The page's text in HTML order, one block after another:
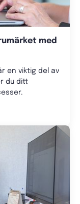
med
en viktig del av
du ditt